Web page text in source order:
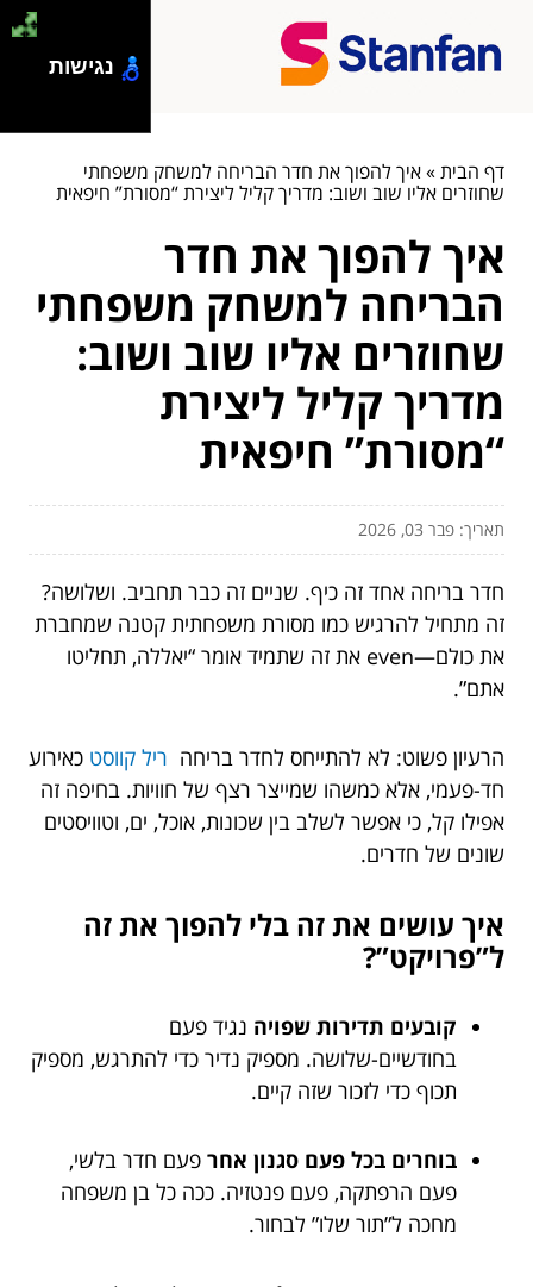
דף הבית»איך להפוך את חדר הבריחה למשחק משפחתי
שחוזרים אליו שוב ושוב: מדריך קליל ליצירת “מסורת” חיפאית
איך להפוך את חדר
הבריחה למשחק משפחתי
שחוזרים אליו שוב ושוב:
מדריך קליל ליצירת
“מסורת” חיפאית
תאריך: פבר 03, 2026
חדר בריחה אחד זה כיף. שניים זה כבר תחביב. ושלושה?
זה מתחיל להרגיש כמו מסורת משפחתית קטנה שמחברת
את כולם—even את זה שתמיד אומר “יאללה, תחליטו
אתם”.
הרעיון פשוט: לא להתייחס לחדר בריחה ריל קווסט כאירוע
חד-פעמי, אלא כמשהו שמייצר רצף של חוויות. בחיפה זה
אפילו קל, כי אפשר לשלב בין שכונות, אוכל, ים, וטוויסטים
שונים של חדרים.
איך עושים את זה בלי להפוך את זה
ל”פרויקט”?
קובעים תדירות שפויה נגיד פעם
בחודשיים-שלושה. מספיק נדיר כדי להתרגש, מספיק
תכוף כדי לזכור שזה קיים.
בוחרים בכל פעם סגנון אחר פעם חדר בלשי,
פעם הרפתקה, פעם פנטזיה. ככה כל בן משפחה
מחכה ל”תור שלו” לבחור.
נגישות